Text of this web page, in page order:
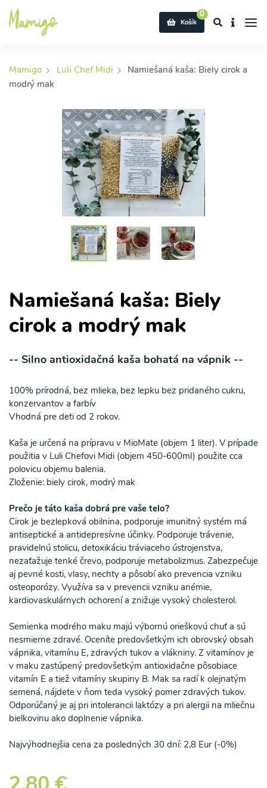
0
Košík
Mamigo Luli Chef Midi
Namiešaná kaša: Biely cirok a
modrý mak
Namiešaná kaša: Biely
cirok a modrý mak
-- Silno antioxidačná kaša bohatá na vápnik --
100% prírodná, bez mlieka, bez lepku bez pridaného cukru,
konzervantov a farbív
Vhodná pre deti od 2 rokov.
Kaša je určená na prípravu v MioMate (objem 1 liter). V prípade
použitia v Luli Chefovi Midi (objem 450-600ml) použite cca
polovicu objemu balenia.
Zloženie: biely cirok, modrý mak
Prečo je táto kaša dobrá pre vaše telo?
Cirok je bezlepková obilnina, podporuje imunitný systém má
antiseptické a antidepresívne účinky. Podporuje trávenie,
pravidelnú stolicu, detoxikáciu tráviaceho ústrojenstva,
nezaťažuje tenké črevo, podporuje metabolizmus. Zabezpečuje
aj pevné kosti, vlasy, nechty a pôsobí ako prevencia vzniku
osteoporózy. Využíva sa v prevencii vzniku anémie,
kardiovaskulárnych ochorení a znižuje vysoký cholesterol.
Semienka modrého maku majú výbornú orieškovú chuť a sú
nesmierne zdravé. Oceníte predovšetkým ich obrovský obsah
vápnika, vitamínu E, zdravých tukov a vlákniny. Z vitamínov je
v maku zastúpený predovšetkým antioxidačne pôsobiace
vitamín E a tiež vitamíny skupiny B. Mak sa radí k olejnatým
semená, nájdete v ňom teda vysoký pomer zdravých tukov.
Odporúčaný je aj pri intolerancii laktózy a pri alergii na mliečnu
bielkovinu ako doplnenie vápnika.
Najvýhodnejšia cena za posledných 30 dní: 2,8 Eur (-0%)